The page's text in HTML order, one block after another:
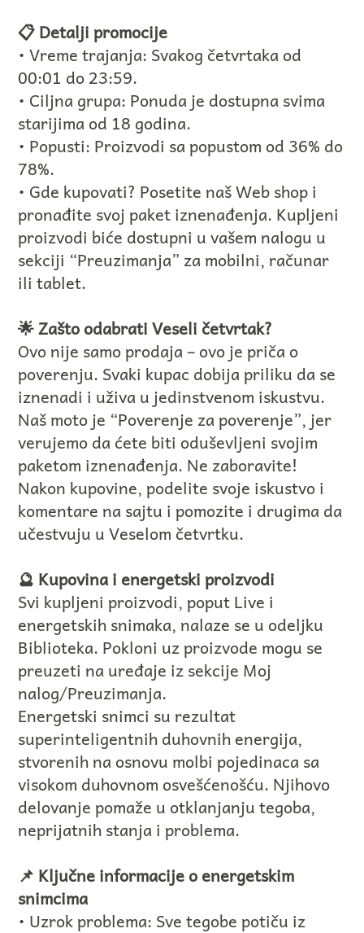
📋 Detalji promocije
• Vreme trajanja: Svakog četvrtaka od
00:01 do 23:59.
• Ciljna grupa: Ponuda je dostupna svima
starijima od 18 godina.
• Popusti: Proizvodi sa popustom od 36% do
78%.
• Gde kupovati? Posetite naš Web shop i
pronađite svoj paket iznenađenja. Kupljeni
proizvodi biće dostupni u vašem nalogu u
sekciji “Preuzimanja” za mobilni, računar
ili tablet.
🌟 Zašto odabrati Veseli četvrtak?
Ovo nije samo prodaja – ovo je priča o
poverenju. Svaki kupac dobija priliku da se
iznenadi i uživa u jedinstvenom iskustvu.
Naš moto je “Poverenje za poverenje”, jer
verujemo da ćete biti oduševljeni svojim
paketom iznenađenja. Ne zaboravite!
Nakon kupovine, podelite svoje iskustvo i
komentare na sajtu i pomozite i drugima da
učestvuju u Veselom četvrtku.
🔮 Kupovina i energetski proizvodi
Svi kupljeni proizvodi, poput Live i
energetskih snimaka, nalaze se u odeljku
Biblioteka. Pokloni uz proizvode mogu se
preuzeti na uređaje iz sekcije Moj
nalog/Preuzimanja.
Energetski snimci su rezultat
superinteligentnih duhovnih energija,
stvorenih na osnovu molbi pojedinaca sa
visokom duhovnom osvešćenošću. Njihovo
delovanje pomaže u otklanjanju tegoba,
neprijatnih stanja i problema.
📌 Ključne informacije o energetskim
snimcima
• Uzrok problema: Sve tegobe potiču iz